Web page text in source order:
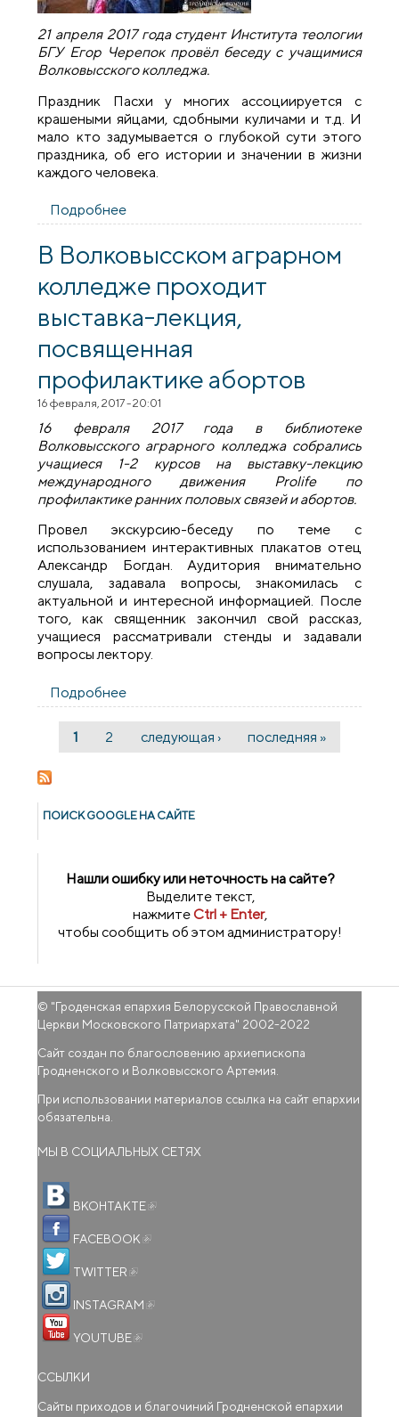
21 апреля 2017 года студент Института теологии
БГУ Егор Черепок провёл беседу с учащимися
Волковысского колледжа.
Праздник Пасхи у многих ассоциируется с
крашеными яйцами, сдобными куличами и т.д. И
мало кто задумывается о глубокой сути этого
праздника, об его истории и значении в жизни
каждого человека.
Подробнее
колледжа о Пасхе
В Волковысском аграрном
колледже проходит
выставка-лекция,
посвященная
профилактике абортов
16 февраля, 2017 - 20:01
16 февраля 2017 года в библиотеке
Волковысского аграрного колледжа собрались
учащиеся 1-2 курсов на выставку-лекцию
международного движения Prolife по
профилактике ранних половых связей и абортов.
Провел экскурсию-беседу по теме с
использованием интерактивных плакатов отец
Александр Богдан. Аудитория внимательно
слушала, задавала вопросы, знакомилась с
актуальной и интересной информацией. После
того, как священник закончил свой рассказ,
учащиеся рассматривали стенды и задавали
вопросы лектору.
Подробнее
проходит выставка-лекция,
Страницы
1 2 следующая › последняя »
ПОИСК GOОGLE НА САЙТЕ
Нашли ошибку или неточность на сайте?
Выделите текст,
нажмитеCtrl + Enter,
чтобы сообщить об этом администратору!
© "Гроденская епархия Белорусской Православной
Церкви Московского Патриархата" 2002-2022
Сайт создан по благословению архиепископа
Гродненского и Волковысского Артемия.
При использовании материалов ссылка на сайт епархии
обязательна.
МЫ В СОЦИАЛЬНЫХ СЕТЯХ
ВКОНТАКТЕ
FACEBOOK
TWITTER
INSTAGRAM
YOUTUBE
ССЫЛКИ
Сайты приходов и благочиний Гродненской епархии